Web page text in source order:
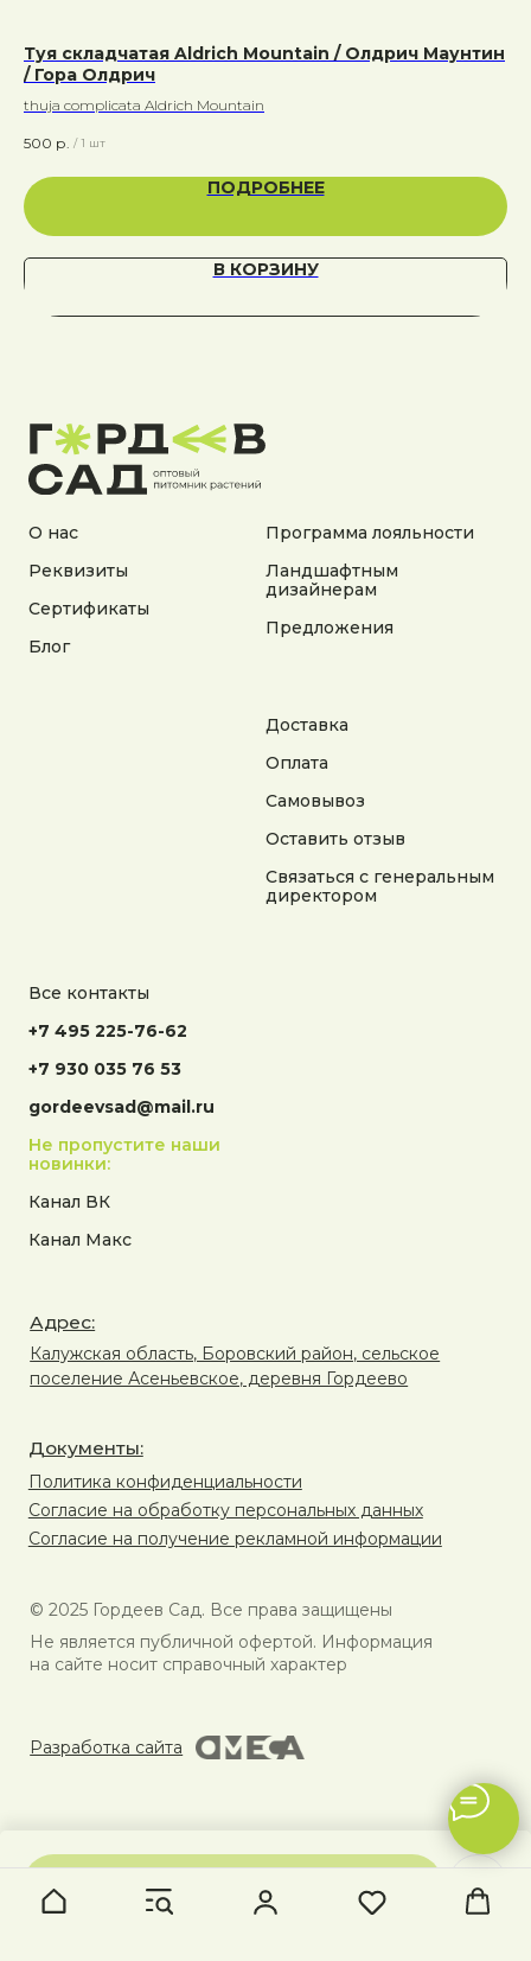
Туя складчатая Aldrich Mountain / Олдрич Маунтин
/ Гора Олдрич
thuja complicata Aldrich Mountain
500 р. / 1 шт
ПОДРОБНЕЕ
В КОРЗИНУ
О нас
Реквизиты
Сертификаты
Блог
Программа лояльности
Ландшафтным
дизайнерам
Предложения
Доставка
Оплата
Самовывоз
Оставить отзыв
Связаться с генеральным
директором
Все контакты
+7 495 225-76-62
+7 930 035 76 53
gordeevsad@mail.ru
Не пропустите наши
новинки:
Канал ВК
Канал Макс
© 2025 Гордеев Сад. Все права защищены
на сайте носит справочный характер
Адрес:
Калужская область, Боровский район, сельское
Согласие на обработку персональных данных
Согласие на получение рекламной информации